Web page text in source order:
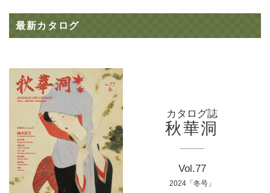
最新カタログ
カタログ誌
秋華洞
Vol.77
2024「冬号」